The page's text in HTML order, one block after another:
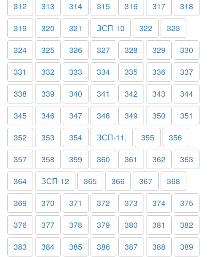
312
313 314 315 316 317
318
319
320 321 ЗСП-10 322
323
324
325 326 327 328 329
330
331
332 333 334 335 336
337
338
339 340 341 342 343
344
345
346 347 348 349 350
351
352
353 354 ЗСП-11. 355
356
357
358 359 360 361 362
363
364
ЗСП-12 365 366 367
368
369
370 371 372 373 374
375
376
377 378 379 380 381
382
383
384 385 386 387 388
389